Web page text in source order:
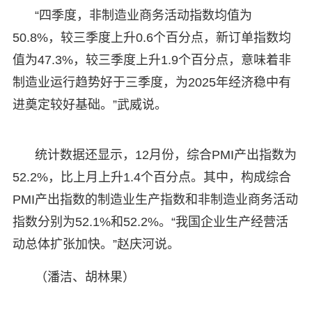
“四季度，非制造业商务活动指数均值为
50.8%，较三季度上升0.6个百分点，新订单指数均
值为47.3%，较三季度上升1.9个百分点，意味着非
制造业运行趋势好于三季度，为2025年经济稳中有
进奠定较好基础。”武威说。
统计数据还显示，12月份，综合PMI产出指数为
52.2%，比上月上升1.4个百分点。其中，构成综合
PMI产出指数的制造业生产指数和非制造业商务活动
指数分别为52.1%和52.2%。“我国企业生产经营活
动总体扩张加快。”赵庆河说。
（潘洁、胡林果）